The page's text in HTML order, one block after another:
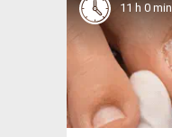
11 h 0 min